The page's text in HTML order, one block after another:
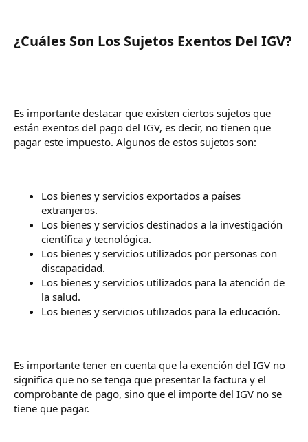
¿Cuáles Son Los Sujetos Exentos Del IGV?​
Es importante destacar que existen ciertos sujetos que
están exentos del pago del IGV, es decir, no tienen que
pagar este impuesto. Algunos de estos sujetos son:
Los bienes y servicios exportados a países
extranjeros.
Los bienes y servicios destinados a la investigación
científica y tecnológica.
Los bienes y servicios utilizados por personas con
discapacidad.
Los bienes y servicios utilizados para la atención de
la salud.
Los bienes y servicios utilizados para la educación.
Es importante tener en cuenta que la exención del IGV no
significa que no se tenga que presentar la factura y el
comprobante de pago, sino que el importe del IGV no se
tiene que pagar.